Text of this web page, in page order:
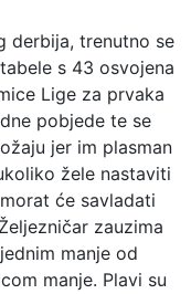
derbija, trenutno se
s 43 osvojena
Lige za prvaka
pobjede te se
jer im plasman
žele nastaviti
će savladati
zauzima
manje od
manje. Plavi su